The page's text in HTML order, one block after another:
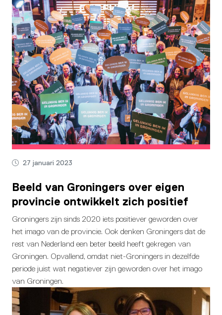
27 januari 2023
Beeld van Groningers over eigen
provincie ontwikkelt zich positief
Groningers zijn sinds 2020 iets positiever geworden over
het imago van de provincie. Ook denken Groningers dat de
rest van Nederland een beter beeld heeft gekregen van
Groningen. Opvallend, omdat niet-Groningers in dezelfde
periode juist wat negatiever zijn geworden over het imago
van Groningen.